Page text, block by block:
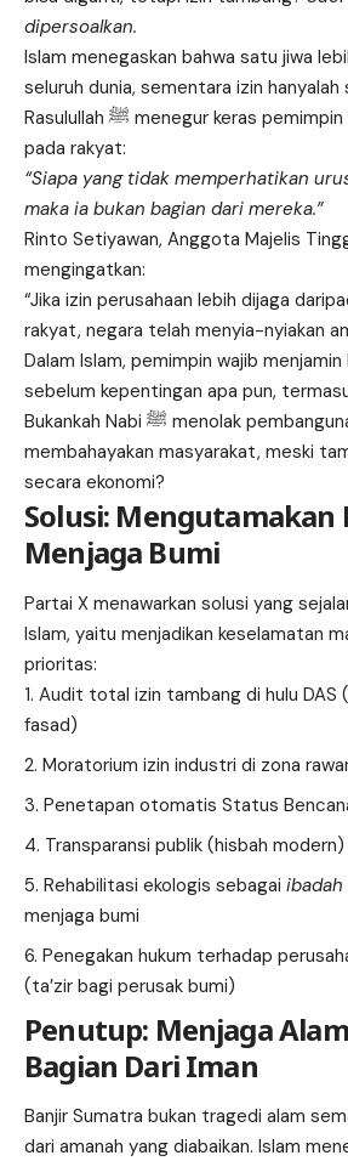
dipersoalkan.
Islam menegaskan bahwa satu jiwa
seluruh dunia, sementara izin
Rasulullah ﷺ menegur keras pemimpin yang tidak berpihak
pada rakyat:
“Siapa yang tidak memperhatikan
maka ia bukan bagian dari mereka.”
Rinto Setiyawan, Anggota Majelis
mengingatkan:
“Jika izin perusahaan lebih dijaga
rakyat, negara telah menyia-nyiakan
Dalam Islam, pemimpin wajib
sebelum kepentingan apa pun,
Bukankah Nabi ﷺ menolak pembangunan yang berpotensi
membahayakan masyarakat, meski
secara ekonomi?
Solusi: Mengutamakan
Menjaga Bumi
Partai X menawarkan solusi yang
Islam, yaitu menjadikan keselamatan
prioritas:
Audit total izin tambang di hulu DAS
fasad)
Moratorium izin industri di zona
Penetapan otomatis Status
Transparansi publik (hisbah modern)
Rehabilitasi ekologis sebagai ibadah
menjaga bumi
Penegakan hukum terhadap
(ta’zir bagi perusak bumi)
Penutup: Menjaga
Bagian Dari Iman
Banjir Sumatra bukan tragedi alam
dari amanah yang diabaikan. Islam